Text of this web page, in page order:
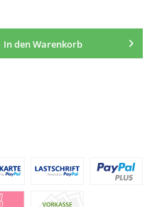
In denWarenkorb